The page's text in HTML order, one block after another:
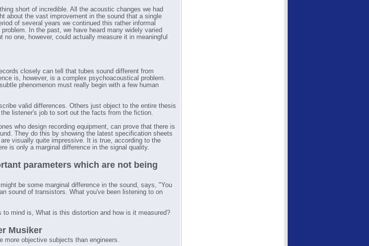
short of incredible. All the acoustic changes we had
about the vast improvement in the sound that a single
of several years we continued this rather informal
In the past, we have heard many widely varied
no one, however, could actually measure it in meaningful
closely can tell that tubes sound different from
is, however, is a complex psychoacoustical problem.
phenomenon must really begin with a few human
valid differences. Others just object to the entire thesis
listener's job to sort out the facts from the fiction.
who design recording equipment, can prove that there is
They do this by showing the latest specification sheets
visually quite impressive. It is true, according to the
is only a marginal difference in the signal quality.
parameters which are not being
be some marginal difference in the sound, says, "You
sound of transistors. What you've been listening to on
to mind is, What is this distortion and how is it measured?
Musiker
more objective subjects than engineers.